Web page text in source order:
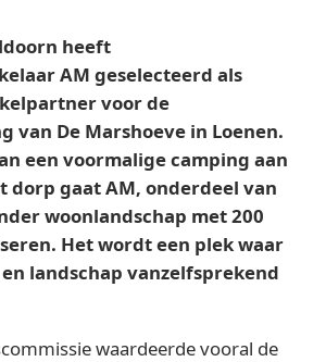
heeft
AM geselecteerd als
voor de
van De Marshoeve in Loenen.
een voormalige camping aan
dorp gaat AM, onderdeel van
woonlandschap met 200
Het wordt een plek waar
landschap vanzelfsprekend
waardeerde vooral de